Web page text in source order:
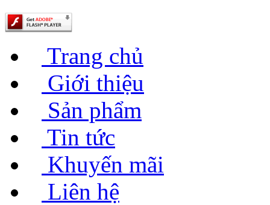
Trang chủ
Giới thiệu
Sản phẩm
Tin tức
Khuyến mãi
Liên hệ